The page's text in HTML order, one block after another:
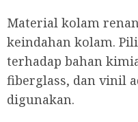
Material kolam
keindahan kolam.
terhadap bahan
fiberglass, dan vinil
digunakan.